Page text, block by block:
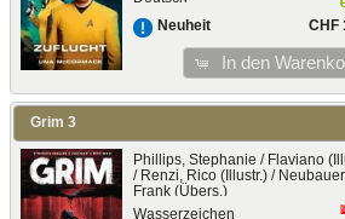
Neuheit
CHF
In den
Grim 3
Phillips, Stephanie / Flaviano
/ Renzi, Rico (Illustr.) / Neubauer,
Frank (Übers.)
Wasserzeichen